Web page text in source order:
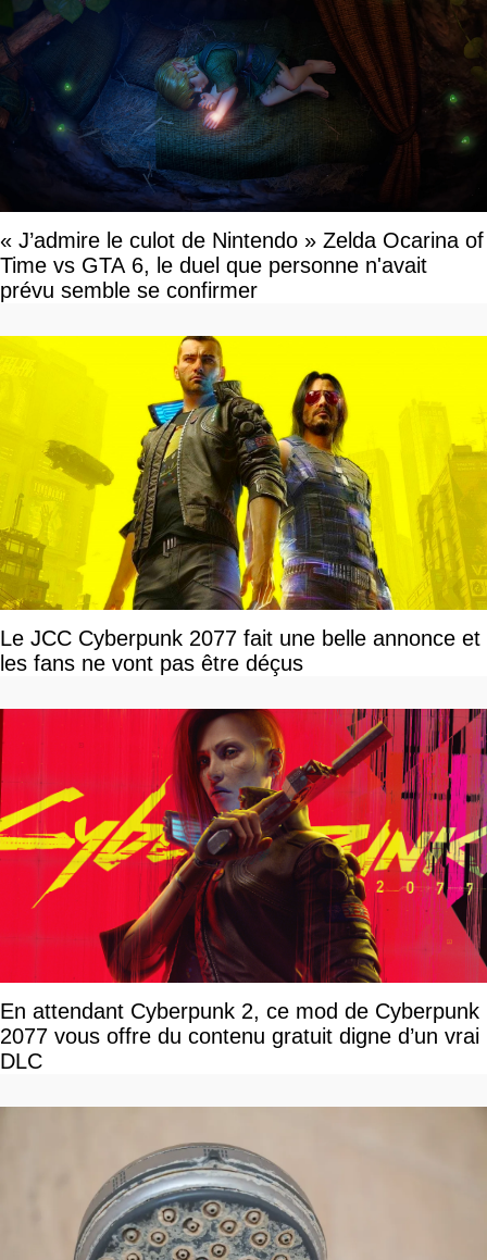
« J’admire le culot de Nintendo » Zelda Ocarina of
Time vs GTA 6, le duel que personne n'avait
prévu semble se confirmer
Le JCC Cyberpunk 2077 fait une belle annonce et
les fans ne vont pas être déçus
En attendant Cyberpunk 2, ce mod de Cyberpunk
2077 vous offre du contenu gratuit digne d’un vrai
DLC